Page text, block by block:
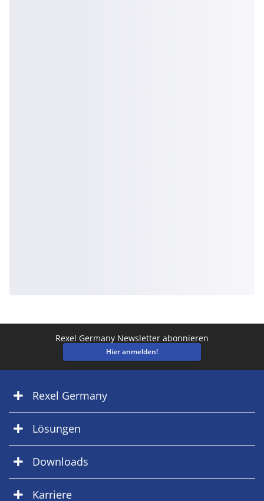
Rexel Germany Newsletter abonnieren
Hier anmelden!
Rexel Germany
Lösungen
Downloads
Karriere